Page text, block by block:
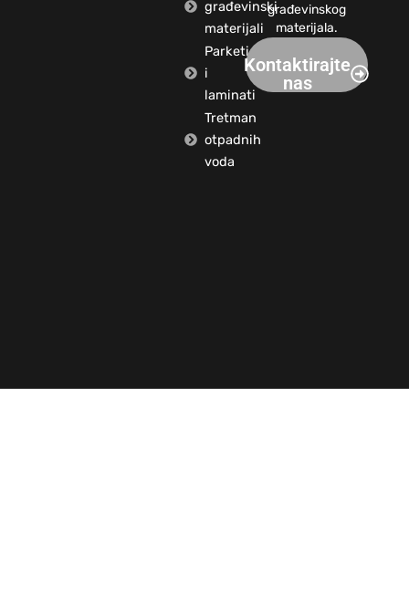
građevinski
materijali
Parketi
i
laminati
Tretman
otpadnih
voda
građevinskog
materijala.
Kontaktirajte
nas